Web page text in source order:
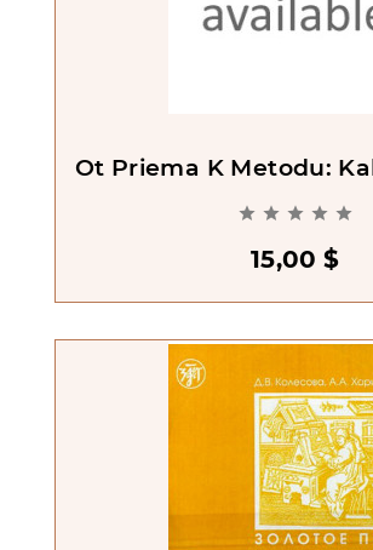
Ot Priema K Metodu:
    
15,00 $